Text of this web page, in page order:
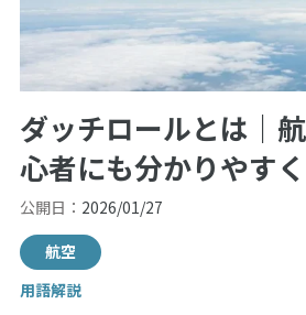
ダッチロールとは｜
心者にも分かりやす
公開日： 2026/01/27
航空
用語解説